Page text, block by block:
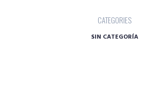
CATEGORIES
SIN CATEGORÍA